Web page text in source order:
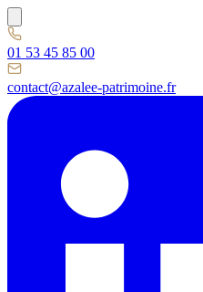
01 53 45 85 00
contact@azalee-patrimoine.fr